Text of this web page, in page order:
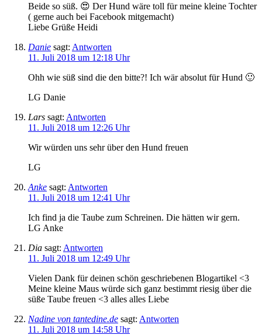
Beide so süß. 😍 Der Hund wäre toll für meine kleine Tochter
( gerne auch bei Facebook mitgemacht)
Liebe Grüße Heidi
Danie sagt: Antworten
11. Juli 2018 um 12:18 Uhr
Ohh wie süß sind die den bitte?! Ich wär absolut für Hund 🙂
LG Danie
Lars sagt: Antworten
11. Juli 2018 um 12:26 Uhr
Wir würden uns sehr über den Hund freuen
LG
Anke sagt: Antworten
11. Juli 2018 um 12:41 Uhr
Ich find ja die Taube zum Schreinen. Die hätten wir gern.
LG Anke
Dia sagt: Antworten
11. Juli 2018 um 12:49 Uhr
Vielen Dank für deinen schön geschriebenen Blogartikel <3
Meine kleine Maus würde sich ganz bestimmt riesig über die
süße Taube freuen <3 alles alles Liebe
Nadine von tantedine.de sagt: Antworten
11. Juli 2018 um 14:58 Uhr